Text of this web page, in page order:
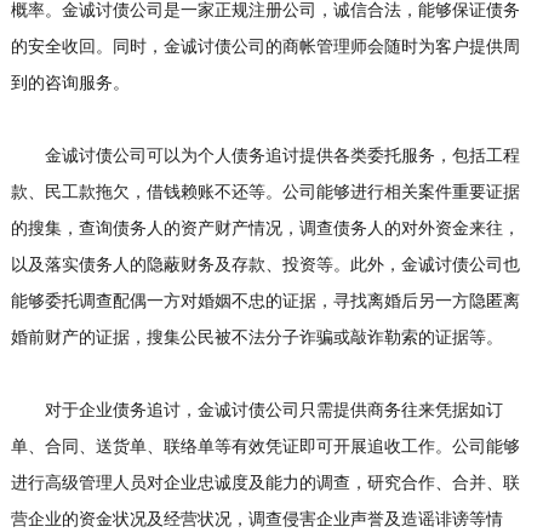
概率。金诚讨债公司是一家正规注册公司，诚信合法，能够保证债务
的安全收回。同时，金诚讨债公司的商帐管理师会随时为客户提供周
到的咨询服务。
金诚讨债公司可以为个人债务追讨提供各类委托服务，包括工程
款、民工款拖欠，借钱赖账不还等。公司能够进行相关案件重要证据
的搜集，查询债务人的资产财产情况，调查债务人的对外资金来往，
以及落实债务人的隐蔽财务及存款、投资等。此外，金诚讨债公司也
能够委托调查配偶一方对婚姻不忠的证据，寻找离婚后另一方隐匿离
婚前财产的证据，搜集公民被不法分子诈骗或敲诈勒索的证据等。
对于企业债务追讨，金诚讨债公司只需提供商务往来凭据如订
单、合同、送货单、联络单等有效凭证即可开展追收工作。公司能够
进行高级管理人员对企业忠诚度及能力的调查，研究合作、合并、联
营企业的资金状况及经营状况，调查侵害企业声誉及造谣诽谤等情